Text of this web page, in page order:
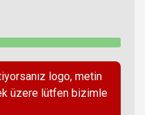
logo, metin
üzere lütfen bizimle